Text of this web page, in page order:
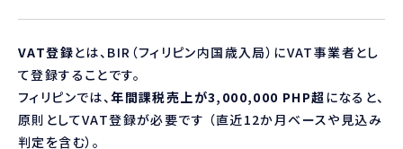
VAT登録とは、BIR（フィリピン内国歳入局）にVAT事業者とし
て登録することです。
フィリピンでは、年間課税売上が3,000,000 PHP超になると、
原則としてVAT登録が必要です （直近12か月ベースや見込み
判定を含む）。